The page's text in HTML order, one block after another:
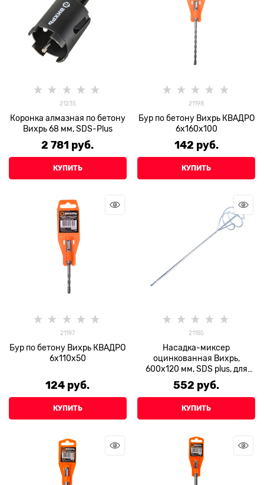
21235
Коронка алмазная по бетону
Вихрь 68 мм, SDS-Plus
2 781 руб.
КУПИТЬ
21198
Бур по бетону Вихрь КВАДРО
6x160x100
142 руб.
КУПИТЬ
21197
Бур по бетону Вихрь КВАДРО
6x110x50
124 руб.
КУПИТЬ
21185
Насадка-миксер
оцинкованная Вихрь,
600х120 мм, SDS plus, для
перфоратора
552 руб.
КУПИТЬ